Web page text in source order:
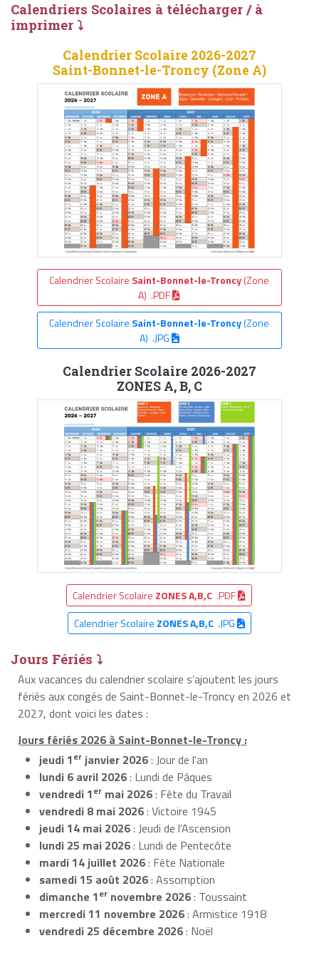
Calendriers Scolaires à télécharger / à
imprimer ⤵
Calendrier Scolaire 2026-2027
Saint-Bonnet-le-Troncy (Zone A)
Calendrier Scolaire Saint-Bonnet-le-Troncy(Zone
A) .PDF
Calendrier Scolaire Saint-Bonnet-le-Troncy(Zone
A) .JPG
Calendrier Scolaire 2026-2027
ZONES A, B, C
Calendrier Scolaire ZONES A,B,C .PDF
Calendrier Scolaire ZONES A,B,C.JPG
Jours Fériés ⤵
Aux vacances du calendrier scolaire s’ajoutent les jours
fériés aux congés de Saint-Bonnet-le-Troncy en 2026 et
2027, dont voici les dates :
Jours fériés 2026 à Saint-Bonnet-le-Troncy :
jeudi 1er janvier 2026: Jour de l'an
lundi 6 avril 2026: Lundi de Pâques
vendredi 1er mai 2026: Fête du Travail
vendredi 8 mai 2026: Victoire 1945
jeudi 14 mai 2026: Jeudi de l'Ascension
lundi 25 mai 2026: Lundi de Pentecôte
mardi 14 juillet 2026: Fête Nationale
samedi 15 août 2026: Assomption
dimanche 1er novembre 2026: Toussaint
mercredi 11 novembre 2026: Armistice 1918
vendredi 25 décembre 2026: Noël